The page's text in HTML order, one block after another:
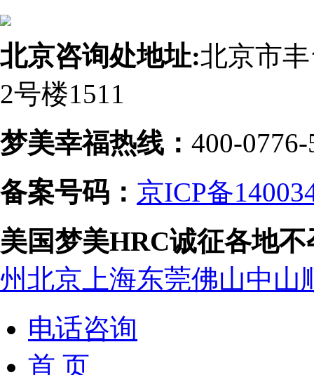
北京咨询处地址:北京市
2号楼1511
梦美幸福热线： 400-0776-
备案号码： 京ICP备
美国梦美HRC诚征各地
州北京 上海东莞佛山中山
电话咨询
首 页